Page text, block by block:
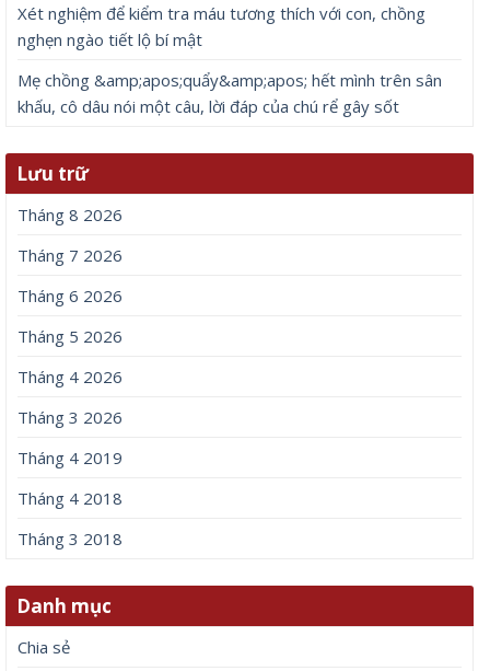
Xét nghiệm để kiểm tra máu tương thích với con, chồng
nghẹn ngào tiết lộ bí mật
Mẹ chồng &amp;apos;quẩy&amp;apos; hết mình trên sân
khấu, cô dâu nói một câu, lời đáp của chú rể gây sốt
Lưu trữ
Tháng 8 2026
Tháng 7 2026
Tháng 6 2026
Tháng 5 2026
Tháng 4 2026
Tháng 3 2026
Tháng 4 2019
Tháng 4 2018
Tháng 3 2018
Danh mục
Chia sẻ